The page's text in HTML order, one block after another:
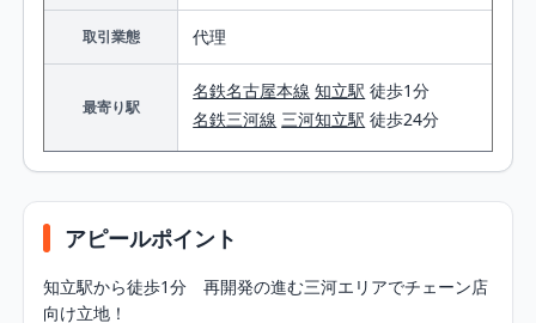
取引業態 代理
最寄り駅
名鉄名古屋本線 知立駅 徒歩1分
名鉄三河線 三河知立駅 徒歩24分
アピールポイント
知立駅から徒歩1分　再開発の進む三河エリアでチェーン店
向け立地！